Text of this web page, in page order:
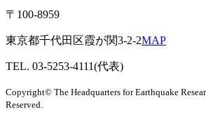
〒100-8959
東京都千代田区霞が関3-2-2MAP
TEL. 03-5253-4111(代表)
Copyright© The Headquarters for Earthquake
Reserved.